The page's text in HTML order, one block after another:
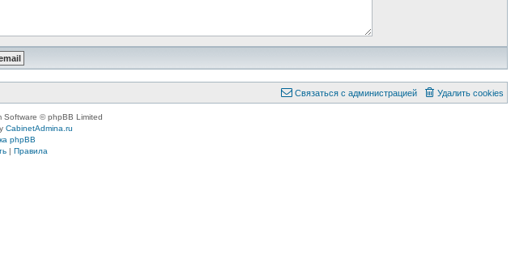
Удалить cookies
Связаться с администрацией
Software © phpBB Limited
CabinetAdmina.ru
phpBB
| Правила